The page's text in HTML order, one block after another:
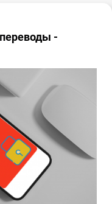
-